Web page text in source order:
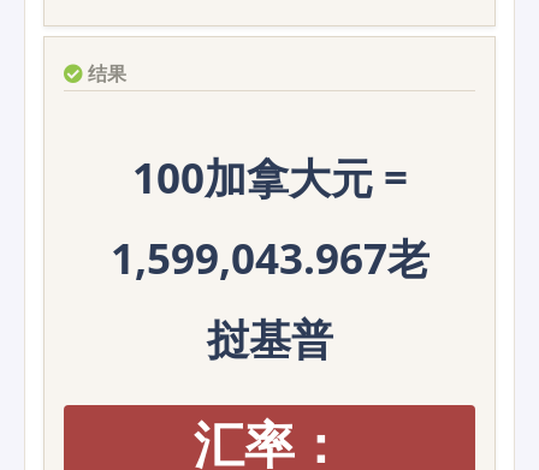
结果
100加拿大元 =
1,599,043.967老
挝基普
汇率：